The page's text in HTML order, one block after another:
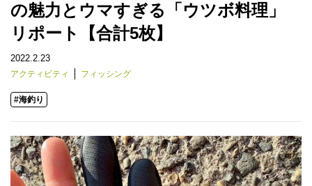
の魅力とウマすぎる「ウツボ料理」
リポート【合計5枚】
2022.2.23
アクティビティ フィッシング
#海釣り